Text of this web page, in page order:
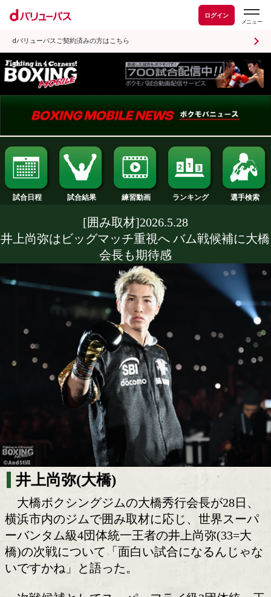
ログイン
dバリューパスご契約済みの方はこちら
試合日程 試合結果 練習動画 ランキング
[囲み取材]2026.5.28
井上尚弥はビッグマッチ重視へ バム戦
会長も期待感
井上尚弥(大橋)